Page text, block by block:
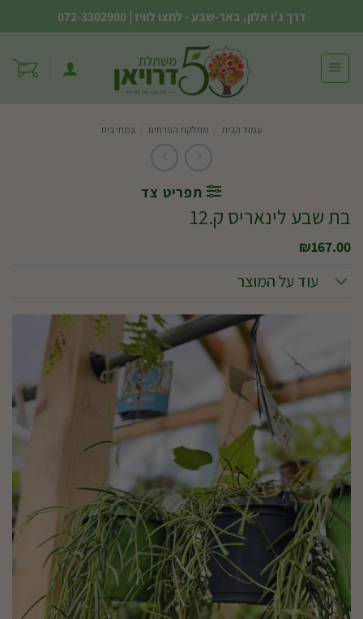
to
content
דרך ג'ו אלון, באר-שבע - לחצו לוויז |
072-3302900
עמוד הבית מחלקת הפרחים צמחי בית
תפריט צד
בת שבע לינאריס ק.12
₪167.00
עוד על המוצר